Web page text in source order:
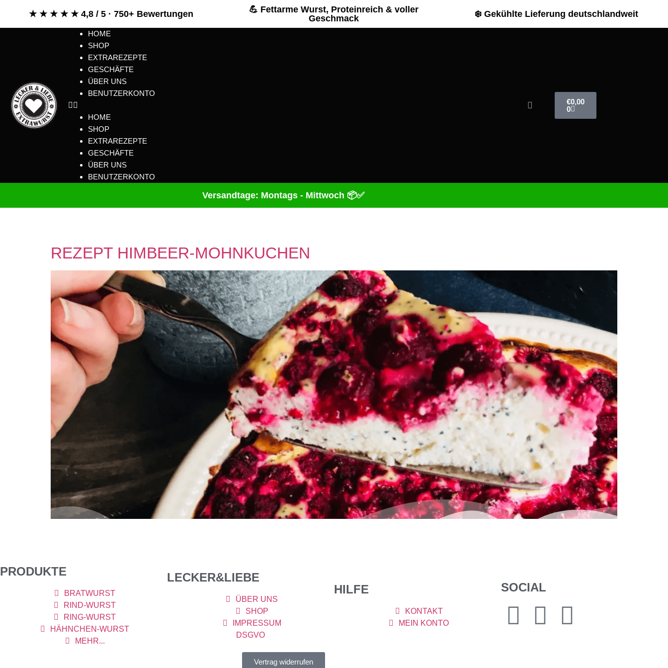
★ ★ ★ ★ ★ 4,8 / 5 · 750+ Bewertungen
💪 Fettarme Wurst, Proteinreich & voller
Geschmack
❄️ Gekühlte Lieferung deutschlandweit
HOME
SHOP
EXTRAREZEPTE
GESCHÄFTE
ÜBER UNS
BENUTZERKONTO
HOME
SHOP
EXTRAREZEPTE
GESCHÄFTE
ÜBER UNS
BENUTZERKONTO
€0,00
0
Versandtage: Montags - Mittwoch 📦✅
REZEPT HIMBEER-MOHNKUCHEN
PRODUKTE
BRATWURST
RIND-WURST
RING-WURST
HÄHNCHEN-WURST
MEHR...
LECKER&LIEBE
ÜBER UNS
SHOP
IMPRESSUM
DSGVO
HILFE
KONTAKT
MEIN KONTO
SOCIAL
Vertrag widerrufen